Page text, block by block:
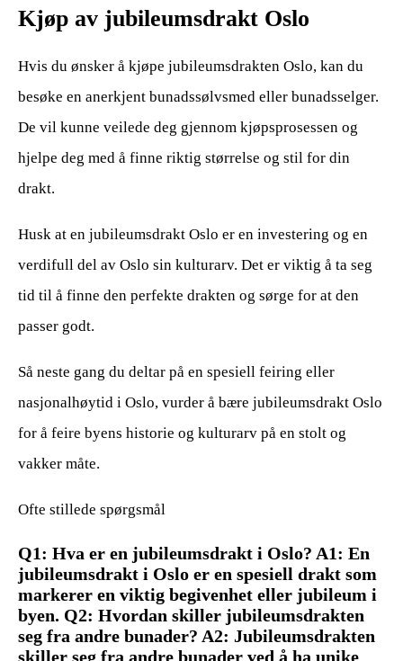
Kjøp av jubileumsdrakt Oslo
Hvis du ønsker å kjøpe jubileumsdrakten Oslo, kan du
besøke en anerkjent bunadssølvsmed eller bunadsselger.
De vil kunne veilede deg gjennom kjøpsprosessen og
hjelpe deg med å finne riktig størrelse og stil for din
drakt.
Husk at en jubileumsdrakt Oslo er en investering og en
verdifull del av Oslo sin kulturarv. Det er viktig å ta seg
tid til å finne den perfekte drakten og sørge for at den
passer godt.
Så neste gang du deltar på en spesiell feiring eller
nasjonalhøytid i Oslo, vurder å bære jubileumsdrakt Oslo
for å feire byens historie og kulturarv på en stolt og
vakker måte.
Ofte stillede spørgsmål
Q1: Hva er en jubileumsdrakt i Oslo? A1: En
jubileumsdrakt i Oslo er en spesiell drakt som
markerer en viktig begivenhet eller jubileum i
byen. Q2: Hvordan skiller jubileumsdrakten
seg fra andre bunader? A2: Jubileumsdrakten
skiller seg fra andre bunader ved å ha unike